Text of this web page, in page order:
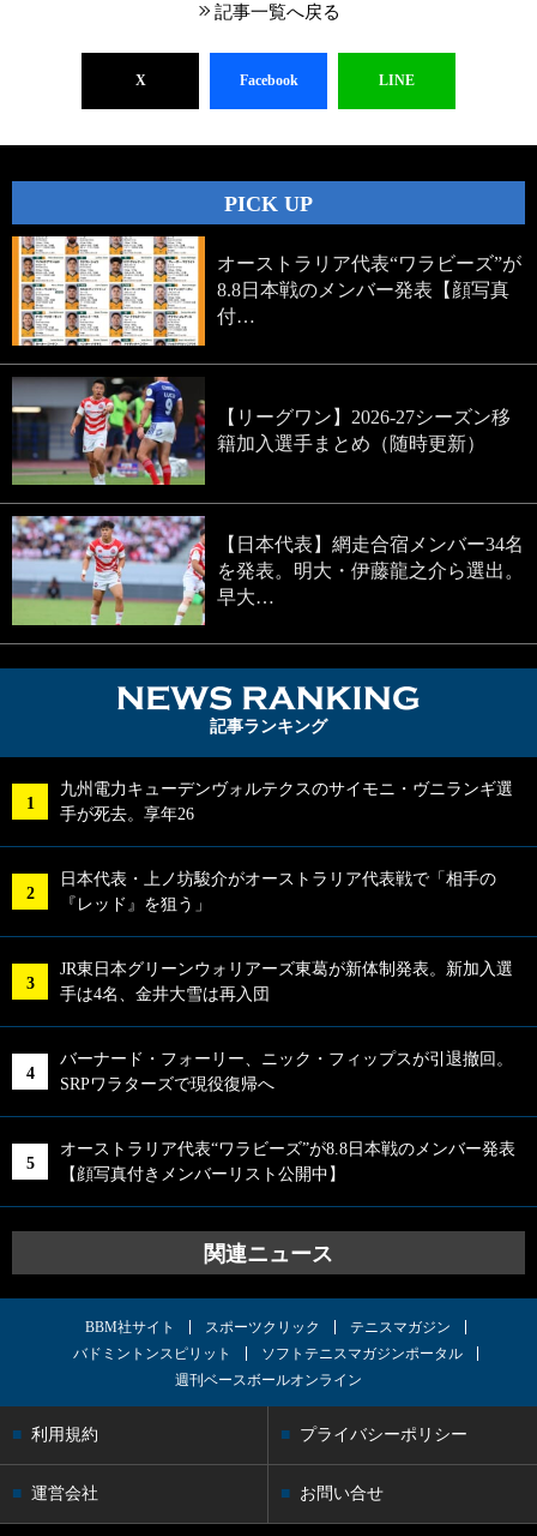
記事一覧へ戻る
X Facebook LINE
PICK UP
オーストラリア代表“ワラビーズ”が
8.8日本戦のメンバー発表【顔写真
付…
【リーグワン】2026-27シーズン移
籍加入選手まとめ（随時更新）
【日本代表】網走合宿メンバー34名
を発表。明大・伊藤龍之介ら選出。
早大…
記事ランキング
九州電力キューデンヴォルテクスのサイモニ・ヴニランギ選
手が死去。享年26
日本代表・上ノ坊駿介がオーストラリア代表戦で「相手の
『レッド』を狙う」
JR東日本グリーンウォリアーズ東葛が新体制発表。新加入選
手は4名、金井大雪は再入団
バーナード・フォーリー、ニック・フィップスが引退撤回。
SRPワラターズで現役復帰へ
オーストラリア代表“ワラビーズ”が8.8日本戦のメンバー発表
【顔写真付きメンバーリスト公開中】
関連ニュース
BBM社サイト スポーツクリック
テニスマガジン
バドミントンスピリット
ソフトテニスマガジンポータル
週刊ベースボールオンライン
利用規約 プライバシーポリシー
運営会社 お問い合せ